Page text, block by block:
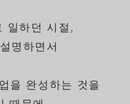
일하던 시절,
명하면서
을 완성하는 것을